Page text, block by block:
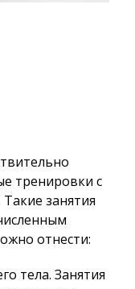
тренировки с
занятия
отнести:
тела. Занятия